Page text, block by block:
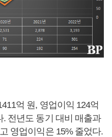
억 원, 영업이익 124억
전년도 동기 대비 매출과
영업이익은 15% 줄었다.